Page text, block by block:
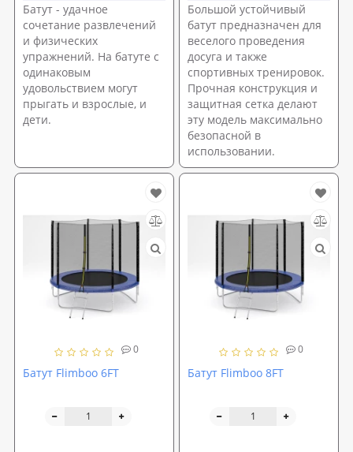
Батут - удачное
сочетание развлечений
и физических
упражнений. На батуте с
одинаковым
удовольствием могут
прыгать и взрослые, и
дети.
Большой устойчивый
батут предназначен для
веселого проведения
досуга и также
спортивных тренировок.
Прочная конструкция и
защитная сетка делают
эту модель максимально
безопасной в
использовании.
0
Батут Flimboo 6FT
0
Батут Flimboo 8FT